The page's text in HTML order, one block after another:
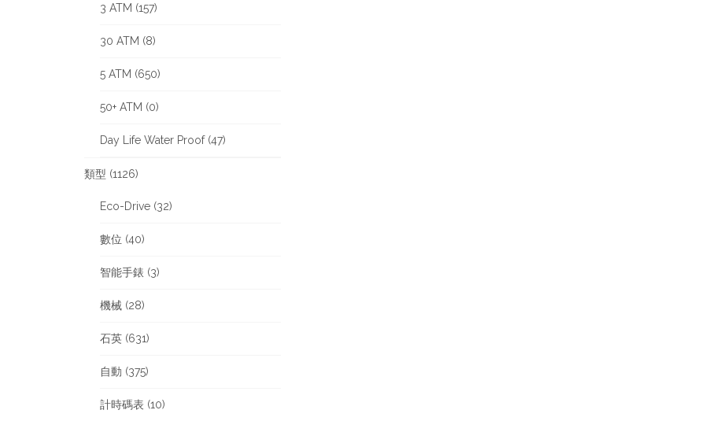
3 ATM (157)
30 ATM (8)
5 ATM (650)
50+ ATM (0)
Day Life Water Proof (47)
類型 (1126)
Eco-Drive (32)
數位 (40)
智能手錶 (3)
機械 (28)
石英 (631)
自動 (375)
計時碼表 (10)